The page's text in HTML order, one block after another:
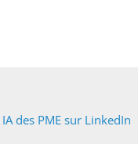
des PME sur LinkedIn